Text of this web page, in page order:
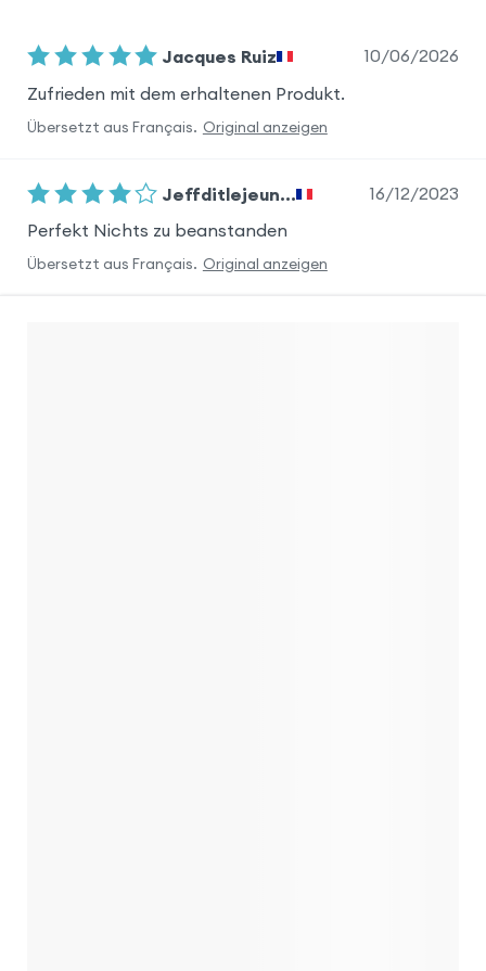
Jacques Ruiz
10/06/2026
Zufrieden mit dem erhaltenen Produkt.
Übersetzt aus Français. Original anzeigen
Jeffditlejeun...
16/12/2023
Perfekt Nichts zu beanstanden
Übersetzt aus Français. Original anzeigen